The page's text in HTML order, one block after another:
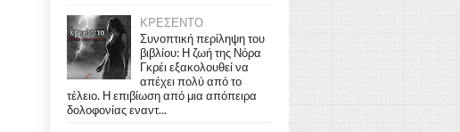
ΚΡΕΣΕΝΤΟ
Συνοπτική περίληψη του
βιβλίου: Η ζωή της Νόρα
Γκρέι εξακολουθεί να
απέχει πολύ από το
τέλειο. Η επιβίωση από μια απόπειρα
δολοφονίας εναντ...